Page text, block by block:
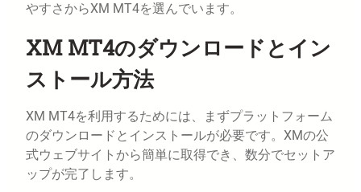
やすさからXM MT4を選んでいます。
XM MT4のダウンロードとイン
ストール方法
XM MT4を利用するためには、まずプラットフォーム
のダウンロードとインストールが必要です。XMの公
式ウェブサイトから簡単に取得でき、数分でセットア
ップが完了します。